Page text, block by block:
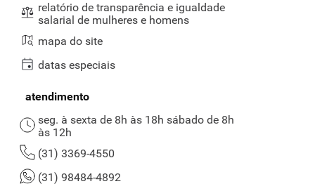
relatório de transparência e igualdade
salarial de mulheres e homens
mapa do site
datas especiais
atendimento
seg. à sexta de 8h às 18h sábado de 8h
às 12h
(31) 3369-4550
(31) 98484-4892